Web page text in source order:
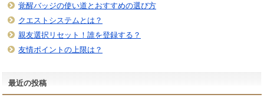
覚醒バッジの使い道とおすすめの選び方
クエストシステムとは？
親友選択リセット！誰を登録する？
友情ポイントの上限は？
最近の投稿